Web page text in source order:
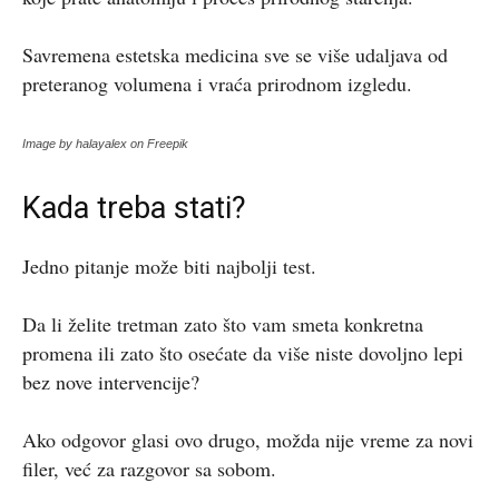
Savremena estetska medicina sve se više udaljava od
preteranog volumena i vraća prirodnom izgledu.
Image by halayalex on Freepik
Kada treba stati?
Jedno pitanje može biti najbolji test.
Da li želite tretman zato što vam smeta konkretna
promena ili zato što osećate da više niste dovoljno lepi
bez nove intervencije?
Ako odgovor glasi ovo drugo, možda nije vreme za novi
filer, već za razgovor sa sobom.